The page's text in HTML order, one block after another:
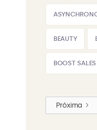
BEAUTY
BOOST SALES
Próxima